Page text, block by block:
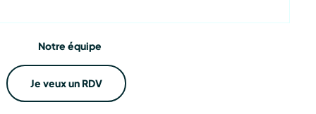
Notre équipe
Je veux un RDV